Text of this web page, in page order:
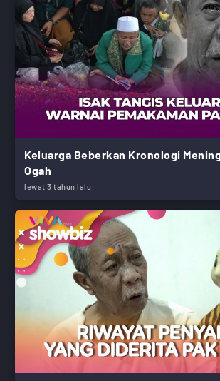
Keluarga Beberkan Kronologi
Ogah
lewat 3 tahun lalu